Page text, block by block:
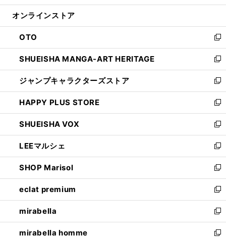
開
ン
ウ
で
開
く
ウ
ン
ド
ウ
で
開
く
オンラインストア
OTO
新
し
い
ウ
ィ
ン
ド
ウ
で
開
く
SHUEISHA MANGA-ART HERITAGE
新
し
い
ウ
ィ
ン
ド
ウ
で
開
く
ジャンプキャラクターズストア
新
し
い
ウ
ィ
ン
ド
ウ
で
開
く
HAPPY PLUS STORE
新
し
い
ウ
ィ
ン
ド
ウ
で
開
く
SHUEISHA VOX
新
し
い
ウ
ィ
ン
ド
ウ
で
開
く
LEEマルシェ
新
し
い
ウ
ィ
ン
ド
ウ
で
SHOP Marisol
新
し
い
ウ
ィ
ン
ド
eclat premium
新
し
い
ウ
ィ
mirabella
新
し
い
mirabella homme
新